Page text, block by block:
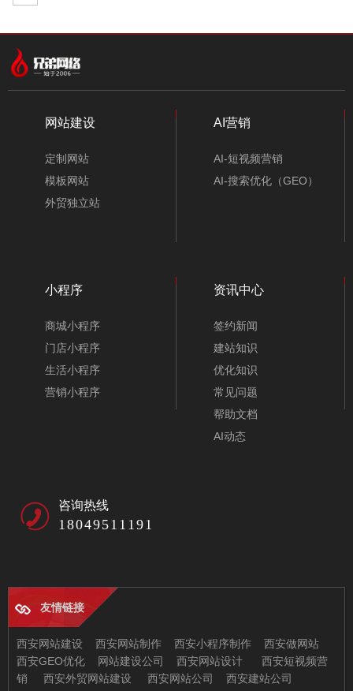
电梯配件公司网站模板-A10207-1
航空公司网站模板-A10417-1
网站建设
定制网站
模板网站
外贸独立站
AI营销
AI-短视频营销
AI-搜索优化（GEO）
小程序
商城小程序
门店小程序
生活小程序
营销小程序
资讯中心
签约新闻
建站知识
优化知识
常见问题
帮助文档
AI动态
咨询热线
18049511191
友情链接
西安网站建设 西安网站制作 西安小程序制作
西安做网站
西安GEO优化
网站建设公司 西安网站设计
西安短视频营
销
西安外贸网站建设 西安网站公司 西安建站公司